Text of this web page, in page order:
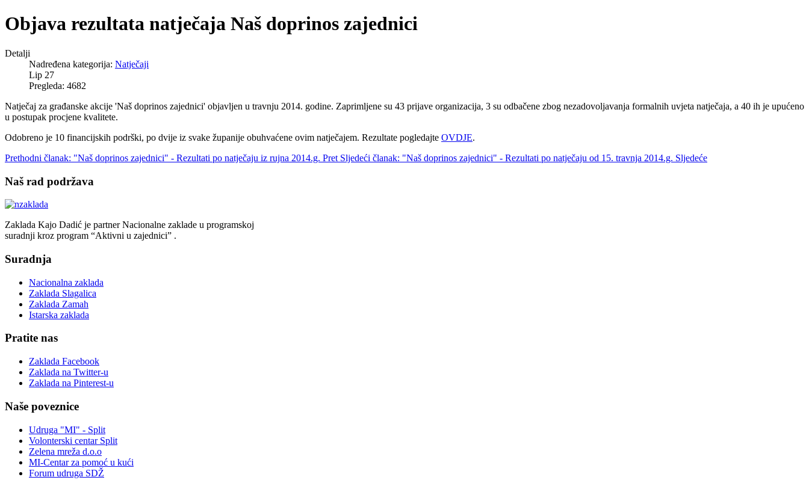
Objava rezultata natječaja Naš doprinos zajednici
Detalji
Nadređena kategorija: Natječaji
Lip 27
Pregleda: 4682
Natječaj za građanske akcije 'Naš doprinos zajednici' objavljen u travnju 2014. godine. Zaprimljene su 43 prijave organizacija, 3 su odbačene zbog nezadovoljavanja formalnih uvjeta natječaja, a 40 ih je upućeno
u postupak procjene kvalitete.
Odobreno je 10 financijskih podrški, po dvije iz svake županije obuhvaćene ovim natječajem. Rezultate pogledajte OVDJE.
Prethodni članak: "Naš doprinos zajednici" - Rezultati po natječaju iz rujna 2014.g. Pret Sljedeći članak: "Naš doprinos zajednici" - Rezultati po natječaju od 15. travnja 2014.g. Sljedeće
Naš rad podržava
Zaklada Kajo Dadić je partner Nacionalne zaklade u programskoj
suradnji kroz program “Aktivni u zajednici” .
Suradnja
Nacionalna zaklada
Zaklada Slagalica
Zaklada Zamah
Istarska zaklada
Pratite nas
Zaklada Facebook
Zaklada na Twitter-u
Zaklada na Pinterest-u
Naše poveznice
Udruga "MI" - Split
Volonterski centar Split
Zelena mreža d.o.o
MI-Centar za pomoć u kući
Forum udruga SDŽ